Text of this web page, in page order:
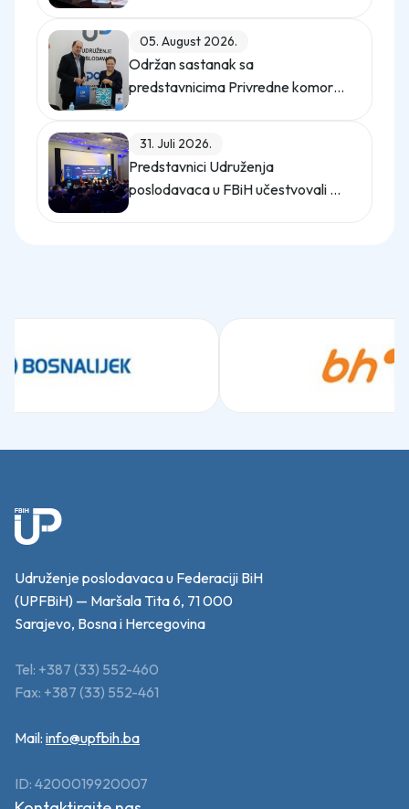
05. August 2026.
Održan sastanak sa
predstavnicima Privredne komore
31. Juli 2026.
Predstavnici Udruženja
poslodavaca u FBiH učestvovali na
Udruženje poslodavaca u Federaciji BiH
(UPFBiH) — Maršala Tita 6, 71 000
Sarajevo, Bosna i Hercegovina
Tel: +387 (33) 552-460
Fax: +387 (33) 552-461
Mail: info@upfbih.ba
ID: 4200019920007